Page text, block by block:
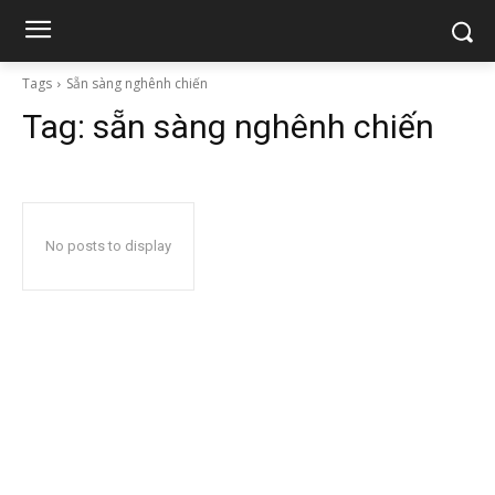
Tags Sẵn sàng nghênh chiến
Tag: sẵn sàng nghênh chiến
No posts to display